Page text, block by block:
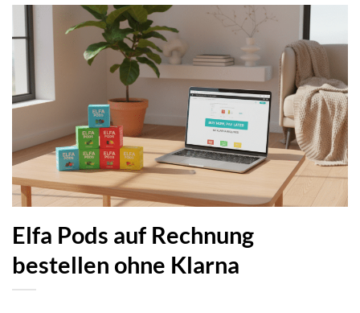
Elfa Pods auf Rechnung
bestellen ohne Klarna